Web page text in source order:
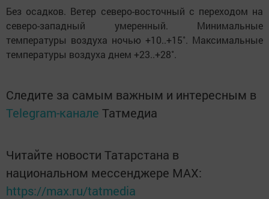
Без осадков. Ветер северо-восточный с переходом на
северо-западный умеренный. Минимальные
температуры воздуха ночью +10..+15˚. Максимальные
температуры воздуха днем +23..+28˚.
Следите за самым важным и интересным в
Telegram-канале Татмедиа
Читайте новости Татарстана в
национальном мессенджере MАХ:
https://max.ru/tatmedia